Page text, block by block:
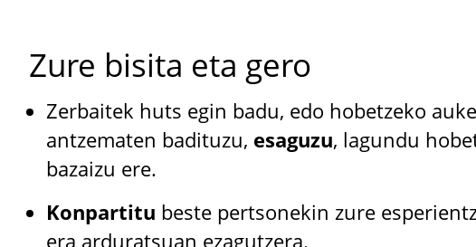
Zure bisita eta gero
Zerbaitek huts egin badu, edo hobetzeko
antzematen badituzu, esaguzu, lagundu
bazaizu ere.
Konpartitu beste pertsonekin zure
era arduratsuan ezagutzera.